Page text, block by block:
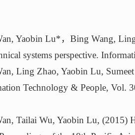
Yaobin Lu*，Bing Wang,
systems perspective.
Ling Zhao, Yaobin Lu,
Technology & People, Vol.
Tailai Wu, Yaobin Lu, (2015)